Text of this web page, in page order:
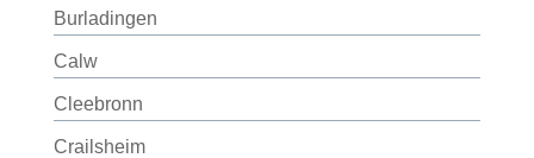
Burladingen
Calw
Cleebronn
Crailsheim